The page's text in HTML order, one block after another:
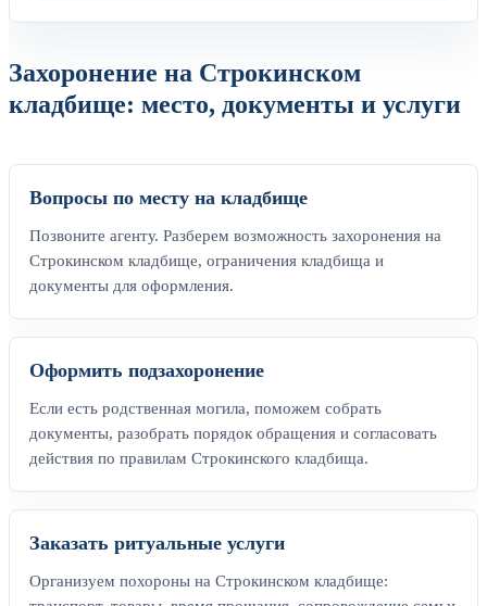
Захоронение на Строкинском
кладбище: место, документы и услуги
Вопросы по месту на кладбище
Позвоните агенту. Разберем возможность захоронения на
Строкинском кладбище, ограничения кладбища и
документы для оформления.
Оформить подзахоронение
Если есть родственная могила, поможем собрать
документы, разобрать порядок обращения и согласовать
действия по правилам Строкинского кладбища.
Заказать ритуальные услуги
Организуем похороны на Строкинском кладбище: